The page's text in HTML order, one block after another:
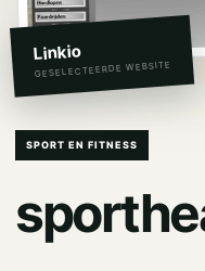
Linkio
GESELECTEERDE WEBSITE
SPORT EN FITNESS